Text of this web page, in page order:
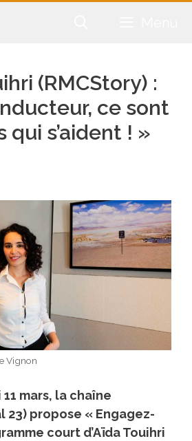
(RMCStory) :
ce sont
qui s’aident ! »
Vignon
mars, la chaîne
23) propose « Engagez-
court d’Aïda Touihri